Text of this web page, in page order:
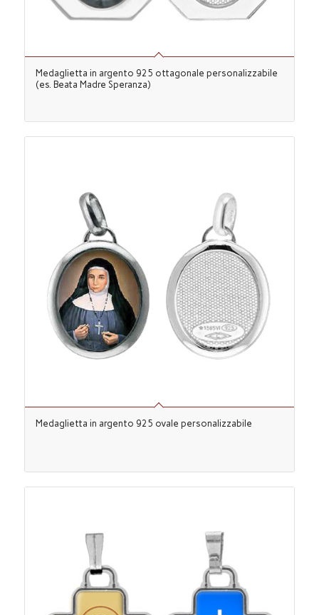
Medaglietta in argento 925 ottagonale personalizzabile
(es. Beata Madre Speranza)
Medaglietta in argento 925 ovale personalizzabile